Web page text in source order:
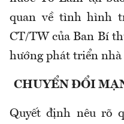
quan về tình hình
CT/TW của Ban Bí
hướng phát triển
CHUYỂN ĐỔI
Quyết định nêu rõ